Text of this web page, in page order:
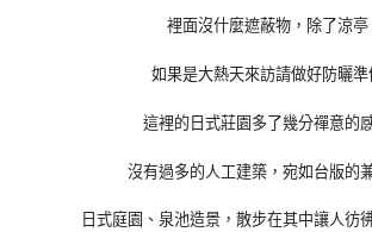
裡面沒什麼遮蔽物，除了涼亭
如果是大熱天來訪請做好防曬準
這裡的日式莊園多了幾分禪意的
沒有過多的人工建築，宛如台版的
日式庭園、泉池造景，散步在其中讓人彷